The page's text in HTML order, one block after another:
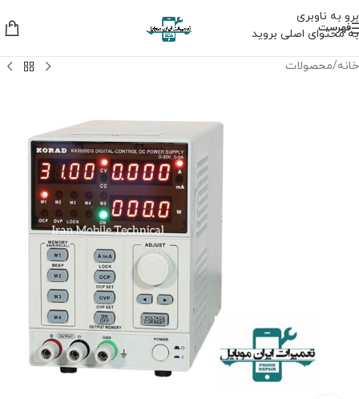
برو به ناوبری
به محتوای اصلی بروید
فهرست
خانه/محصولات